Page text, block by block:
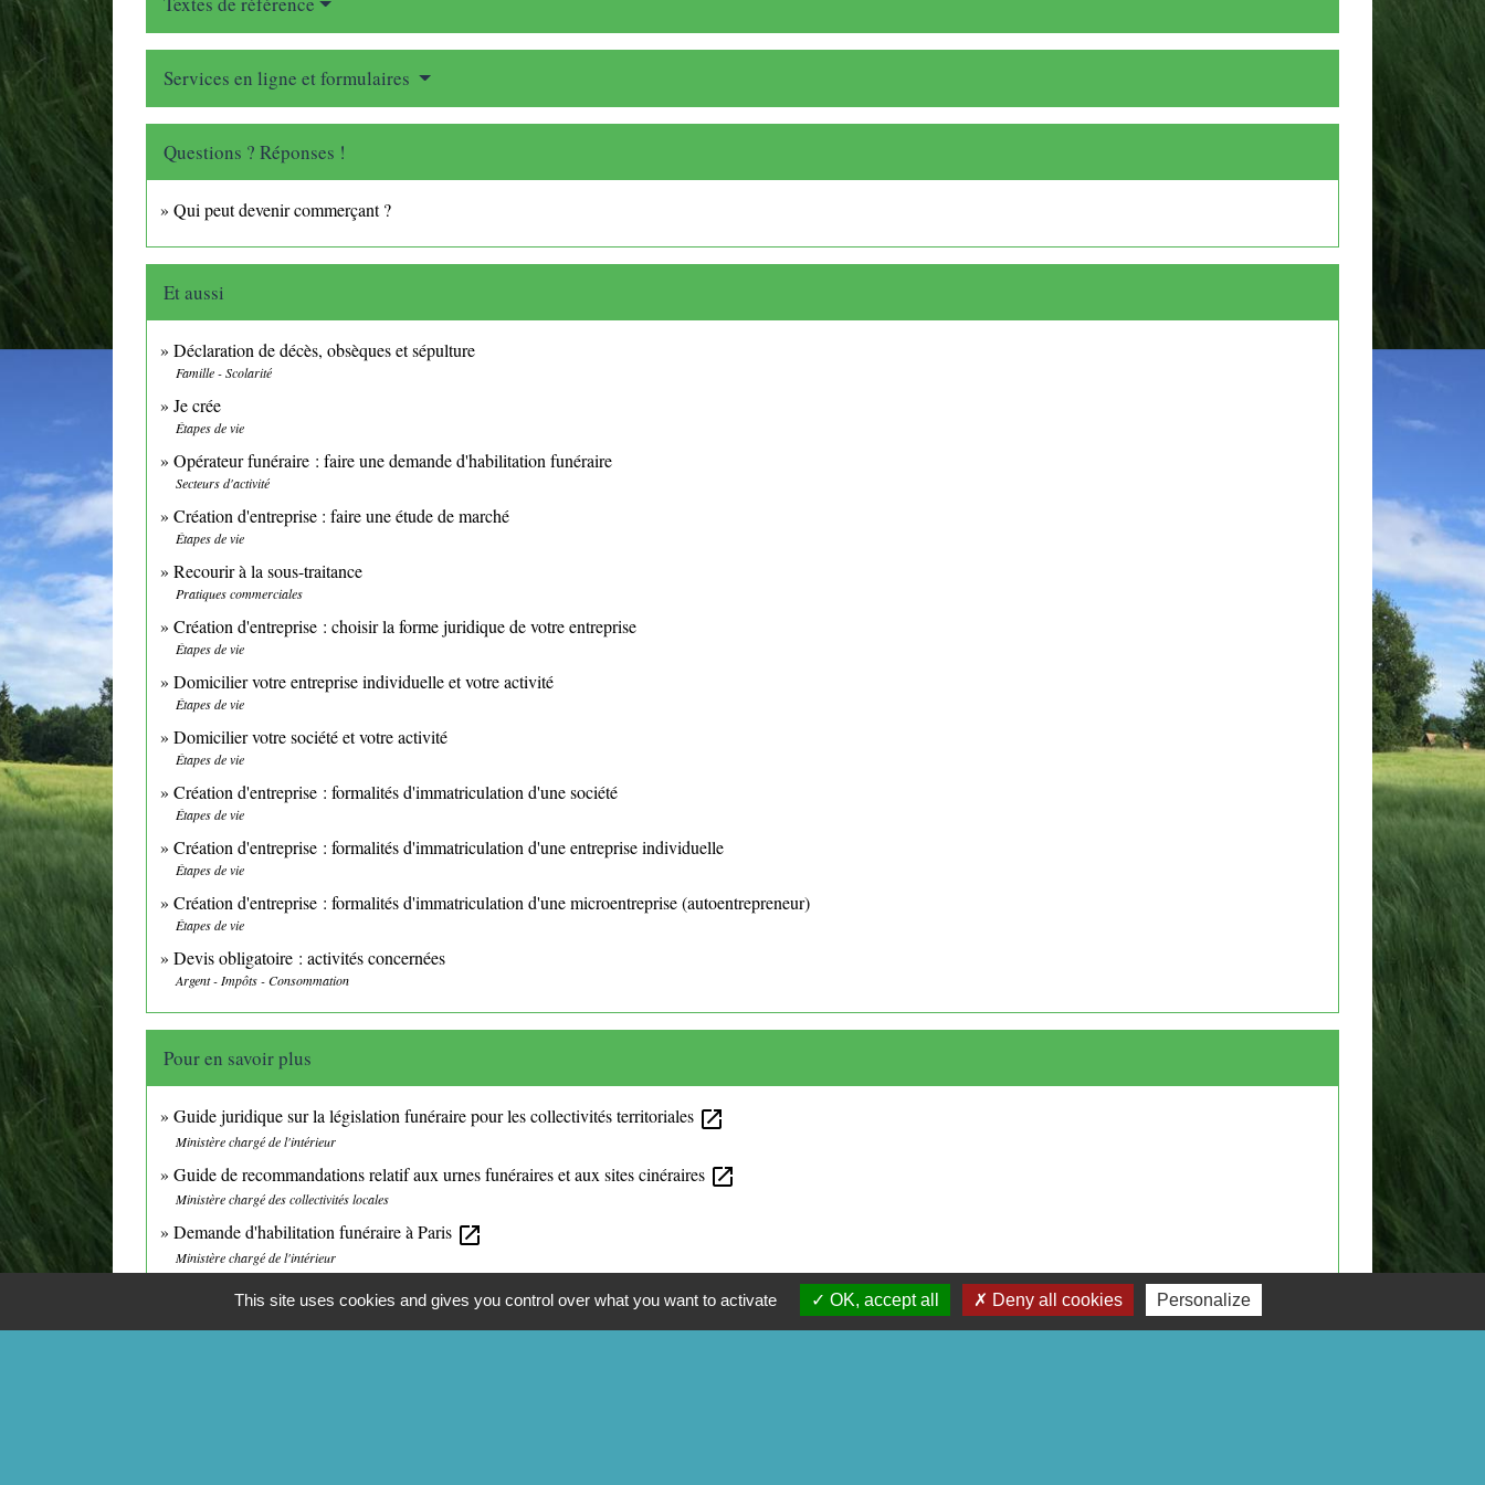
Services en ligne et formulaires
Questions ? Réponses !
Qui peut devenir commerçant ?
Et aussi
Déclaration de décès, obsèques et sépulture
Famille - Scolarité
Je crée
Étapes de vie
Opérateur funéraire : faire une demande d'habilitation funéraire
Secteurs d'activité
Création d'entreprise : faire une étude de marché
Étapes de vie
Recourir à la sous-traitance
Pratiques commerciales
Création d'entreprise : choisir la forme juridique de votre entreprise
Étapes de vie
Domicilier votre entreprise individuelle et votre activité
Étapes de vie
Domicilier votre société et votre activité
Étapes de vie
Création d'entreprise : formalités d'immatriculation d'une société
Étapes de vie
Création d'entreprise : formalités d'immatriculation d'une entreprise individuelle
Étapes de vie
Création d'entreprise : formalités d'immatriculation d'une microentreprise (autoentrepreneur)
Étapes de vie
Devis obligatoire : activités concernées
Argent - Impôts - Consommation
Pour en savoir plus
Guide juridique sur la législation funéraire pour les collectivités territoriales open_in_new
Ministère chargé de l'intérieur
Guide de recommandations relatif aux urnes funéraires et aux sites cinéraires open_in_new
Ministère chargé des collectivités locales
Demande d'habilitation funéraire à Paris open_in_new
Ministère chargé de l'intérieur
Soins de conservation du corps du défunt - informations aux familles open_in_new
This site uses cookies and gives you control over what you want to activate OK, accept all Deny all cookies Personalize